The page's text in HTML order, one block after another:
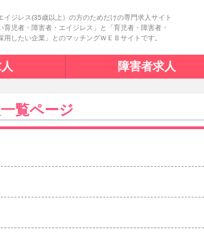
イジレス(35歳以上）の方のためだけの専門求人サイト
育児者・障害者・エイジレス」と「育児者・障害者・
用したい企業」とのマッチングＷＥＢサイトです。
障害者求人
覧ページ